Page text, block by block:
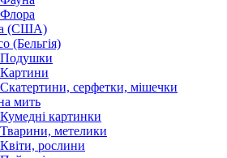
Флора
(США)
(Бельгія)
Подушки
Картини
Скатертини, серфетки, мішечки
мить
Кумедні картинки
Тварини, метелики
Квіти, рослини